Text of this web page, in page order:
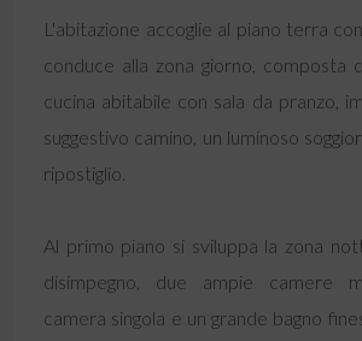
L'abitazione accoglie al piano terra
conduce alla zona giorno, composta
cucina abitabile con sala da pranzo,
suggestivo camino, un luminoso
ripostiglio.
Al primo piano si sviluppa la zona
disimpegno, due ampie camere
camera singola e un grande bagno